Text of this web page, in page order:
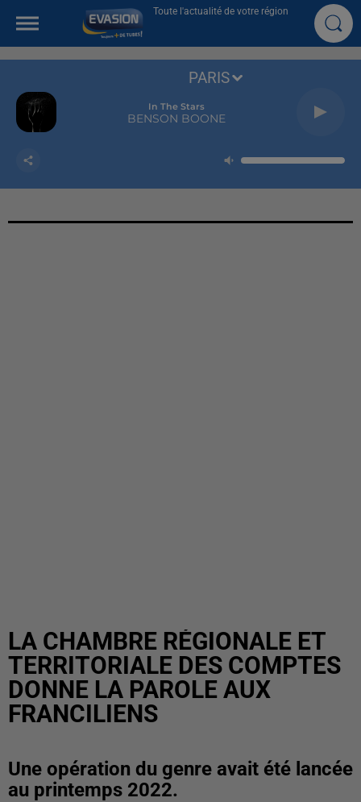
Toute l'actualité de votre région
In The Stars
BENSON BOONE
PARIS
LA CHAMBRE RÉGIONALE ET
TERRITORIALE DES COMPTES
DONNE LA PAROLE AUX
FRANCILIENS
Une opération du genre avait été lancée
au printemps 2022.